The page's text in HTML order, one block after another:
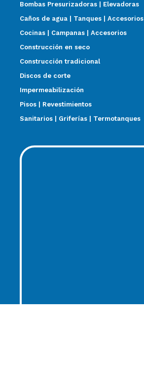
Bombas Presurizadoras | Elevadoras
Caños de agua | Tanques | Accesorios
Cocinas | Campanas | Accesorios
Construcción en seco
Construcción tradicional
Discos de corte
Impermeabilización
Pisos | Revestimientos
Sanitarios | Griferías | Termotanques